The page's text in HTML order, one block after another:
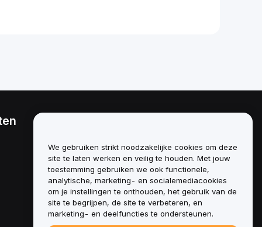
Beleid inzake
belangenverstrengeling
Samenvatting van het beleid
inzake bewaring en
administratie
ESG-informatie
We gebruiken strikt noodzakelijke cookies om deze
site te laten werken en veilig te houden. Met jouw
toestemming gebruiken we ook functionele,
analytische, marketing- en socialemediacookies
om je instellingen te onthouden, het gebruik van de
site te begrijpen, de site te verbeteren, en
marketing- en deelfuncties te ondersteunen.